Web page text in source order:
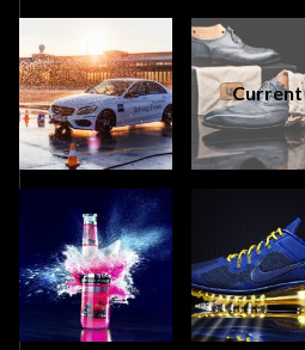
Current